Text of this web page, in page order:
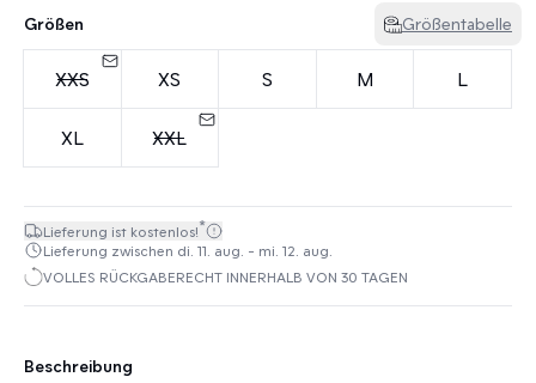
Größen Größentabelle
XXS XS S M L
XL XXL
Lieferung ist kostenlos!*
Lieferung zwischen di. 11. aug. - mi. 12. aug.
VOLLES RÜCKGABERECHT INNERHALB VON 30 TAGEN
Beschreibung